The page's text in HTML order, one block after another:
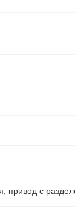
привод с